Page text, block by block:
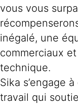
vous vous
inégalé, une
commerciaux
technique.
Sika s’engage
travail qui